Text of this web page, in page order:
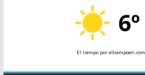
6º
El tiempopor eltiempoen.com